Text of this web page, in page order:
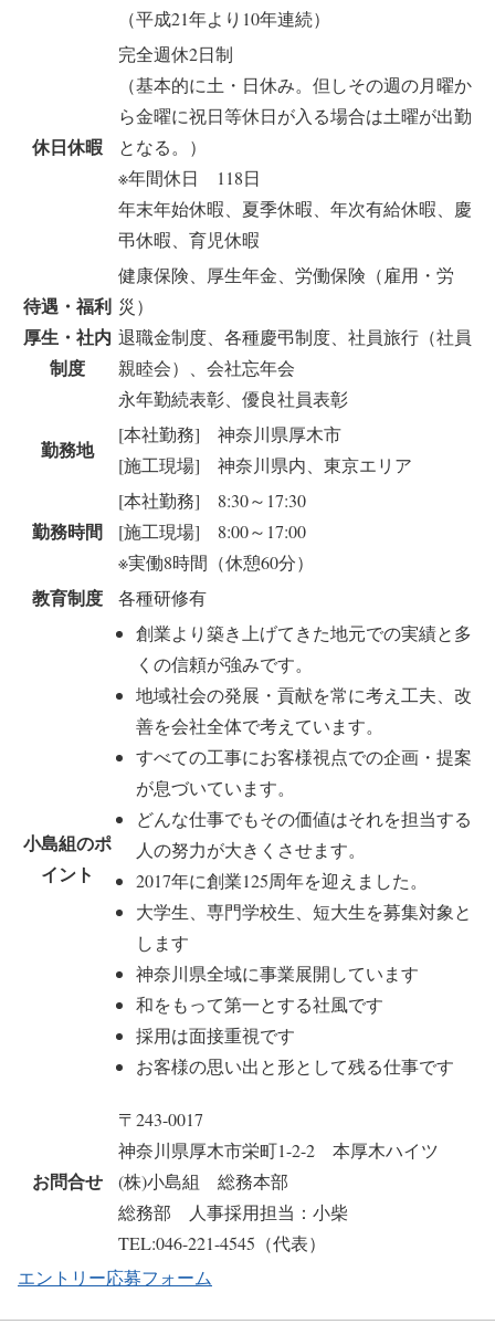
（平成21年より10年連続）
休日休暇
完全週休2日制
（基本的に土・日休み。但しその週の月曜か
ら金曜に祝日等休日が入る場合は土曜が出勤
となる。）
※年間休日 118日
年末年始休暇、夏季休暇、年次有給休暇、慶
弔休暇、育児休暇
待遇・福利
厚生・社内
制度
健康保険、厚生年金、労働保険（雇用・労
災）
退職金制度、各種慶弔制度、社員旅行（社員
親睦会）、会社忘年会
永年勤続表彰、優良社員表彰
勤務地
[本社勤務] 神奈川県厚木市
[施工現場] 神奈川県内、東京エリア
勤務時間
[本社勤務] 8:30～17:30
[施工現場] 8:00～17:00
※実働8時間（休憩60分）
教育制度 各種研修有
小島組のポ
イント
創業より築き上げてきた地元での実績と多
くの信頼が強みです。
地域社会の発展・貢献を常に考え工夫、改
善を会社全体で考えています。
すべての工事にお客様視点での企画・提案
が息づいています。
どんな仕事でもその価値はそれを担当する
人の努力が大きくさせます。
2017年に創業125周年を迎えました。
大学生、専門学校生、短大生を募集対象と
します
神奈川県全域に事業展開しています
和をもって第一とする社風です
採用は面接重視です
お客様の思い出と形として残る仕事です
お問合せ
〒243-0017
神奈川県厚木市栄町1-2-2 本厚木ハイツ
(株)小島組 総務本部
総務部 人事採用担当：小柴
TEL:046-221-4545（代表）
エントリー応募フォーム